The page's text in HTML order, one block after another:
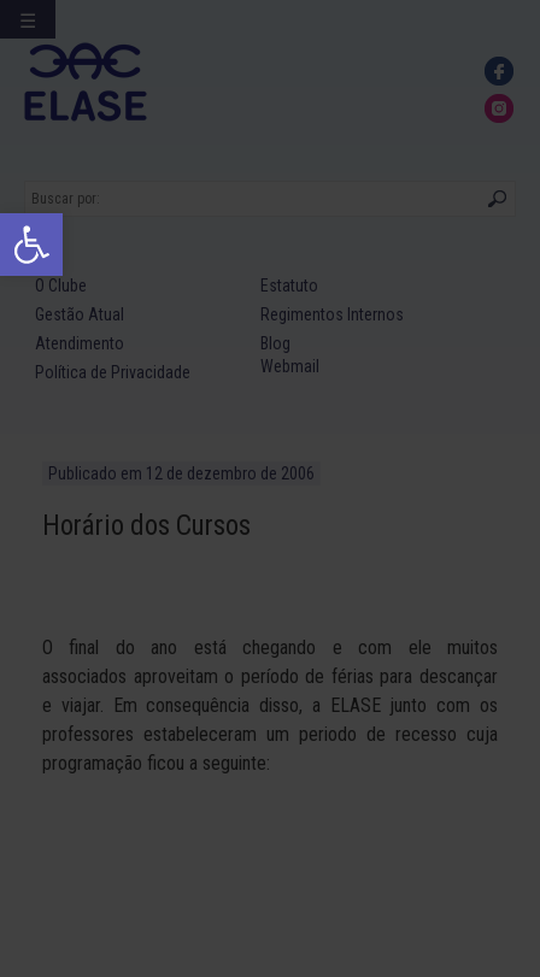
Abrir a barra de ferramentas
Ir
para
conteúdo
O Clube
Estatuto
Gestão Atual
Regimentos Internos
Atendimento
Blog
Política de Privacidade
Webmail
Publicado em 12 de dezembro de 2006
Horário dos Cursos
O final do ano está chegando e com ele muitos
associados aproveitam o período de férias para descançar
e viajar. Em consequência disso, a ELASE junto com os
professores estabeleceram um periodo de recesso cuja
programação ficou a seguinte:
☰